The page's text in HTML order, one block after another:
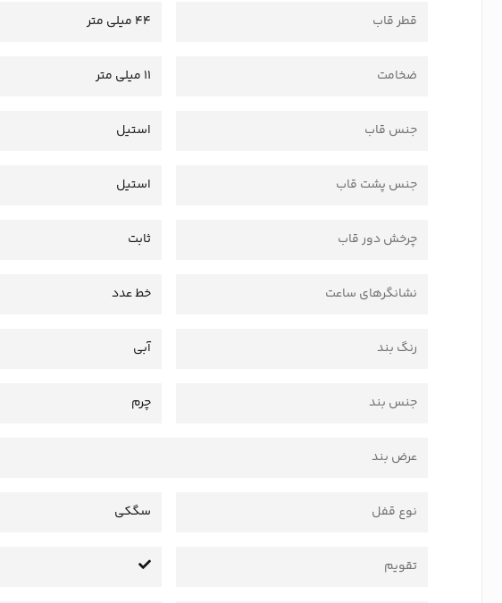
قطر قاب 44 میلی متر
ضخامت 11 میلی متر
جنس قاب استیل
جنس پشت قاب استیل
چرخش دور قاب ثابت
نشانگرهای ساعت خط عدد
رنگ بند آبی
جنس بند چرم
عرض بند
نوع قفل سگکی
تقویم